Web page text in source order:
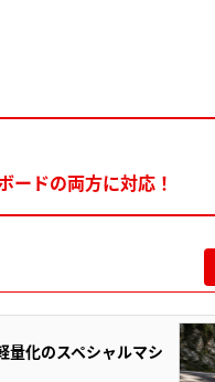
ードの両方に対応！
量化のスペシャルマシ